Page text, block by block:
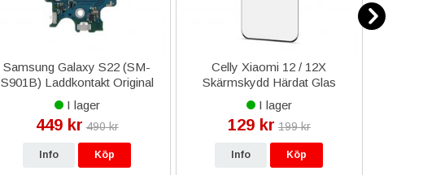
Samsung Galaxy S22 (SM-
S901B) Laddkontakt Original
I lager
449 kr 490 kr
Info Köp
Celly Xiaomi 12 / 12X
Skärmskydd Härdat Glas
I lager
129 kr 199 kr
Info Köp